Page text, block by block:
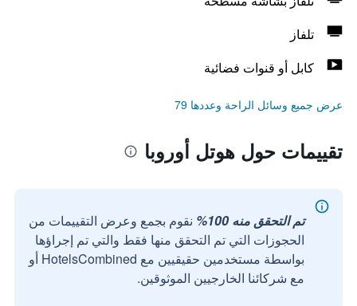
تلفاز
كابل أو قنوات فضائية
عرض جميع وسائل الراحة وعددها 79
تقييمات حول هوتل أوروبا
تم التحقق منه 100%
نقوم بجمع وعرض التقييمات من
الحجوزات التي تم التحقق منها فقط والتي تم إجراؤها
بواسطة مستخدمين حقيقيين مع HotelsCombined أو
مع شركائنا الخارجيين الموثوقين.